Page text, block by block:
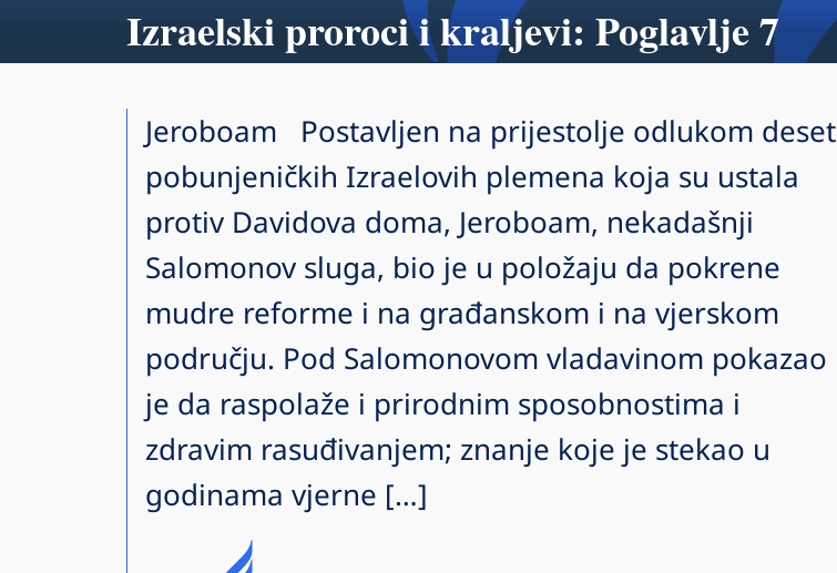
Izraelski proroci i kraljevi: Poglavlje 7
Jeroboam Postavljen na prijestolje odlukom deset
pobunjeničkih Izraelovih plemena koja su ustala
protiv Davidova doma, Jeroboam, nekadašnji
Salomonov sluga, bio je u položaju da pokrene
mudre reforme i na građanskom i na vjerskom
području. Pod Salomonovom vladavinom pokazao
je da raspolaže i prirodnim sposobnostima i
zdravim rasuđivanjem; znanje koje je stekao u
godinama vjerne […]